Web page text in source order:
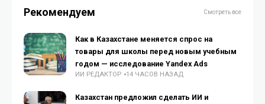
Рекомендуем Смотреть все
Как в Казахстане меняется спрос на
товары для школы перед новым учебным
годом — исследование Yandex Ads
ИИ РЕДАКТОР 14 ЧАСОВ НАЗАД
Казахстан предложил сделать ИИ и